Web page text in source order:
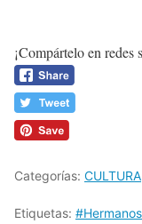
¡Compártelo en redes
Categorías: CULTURA
Etiquetas: